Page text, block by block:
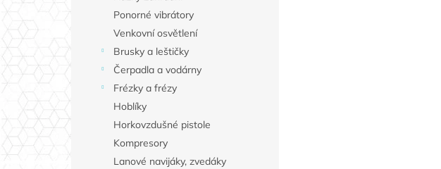
Ponorné vibrátory
Venkovní osvětlení
Brusky a leštičky
Čerpadla a vodárny
Frézky a frézy
Hoblíky
Horkovzdušné pistole
Kompresory
Lanové navijáky, zvedáky